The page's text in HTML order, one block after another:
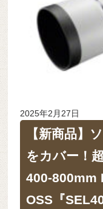
2025年2月27日
【新商品】
をカバー！
400-800mm
OSS『